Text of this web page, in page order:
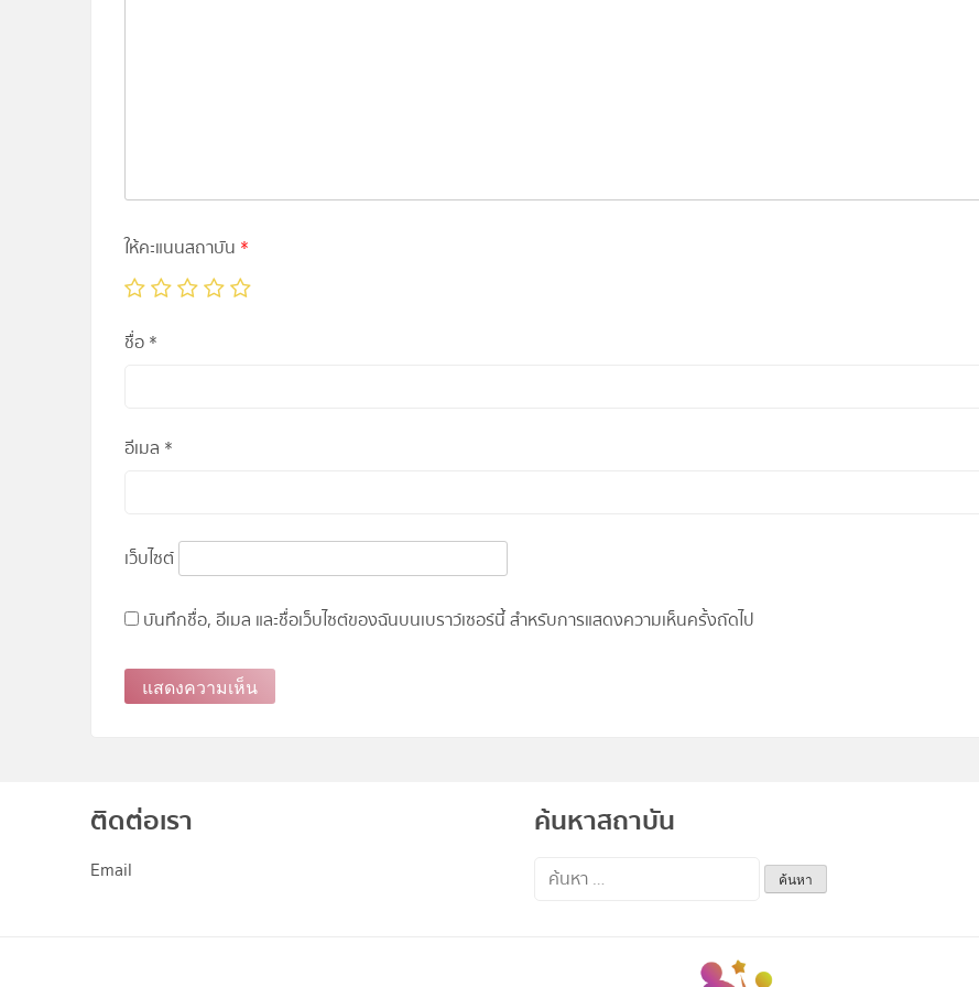
ให้คะแนนสถาบัน *
ชื่อ*
อีเมล *
เว็บไซต์
บันทึกชื่อ, อีเมล และชื่อเว็บไซต์ของฉันบนเบราว์เซอร์นี้ สำหรับการแสดงความเห็นครั้งถัดไป
ติดต่อเรา
Email
ค้นหาสถาบัน
ค้นหา